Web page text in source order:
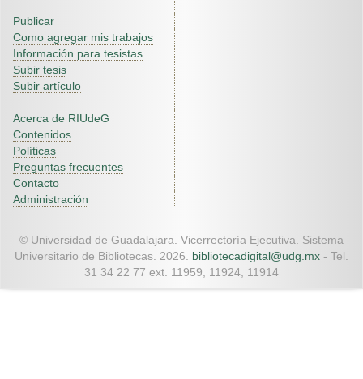
Publicar
Como agregar mis trabajos
Información para tesistas
Subir tesis
Subir artículo
Acerca de RIUdeG
Contenidos
Políticas
Preguntas frecuentes
Contacto
Administración
© Universidad de Guadalajara. Vicerrectoría Ejecutiva. Sistema
Universitario de Bibliotecas. 2026. bibliotecadigital@udg.mx - Tel.
31 34 22 77 ext. 11959, 11924, 11914